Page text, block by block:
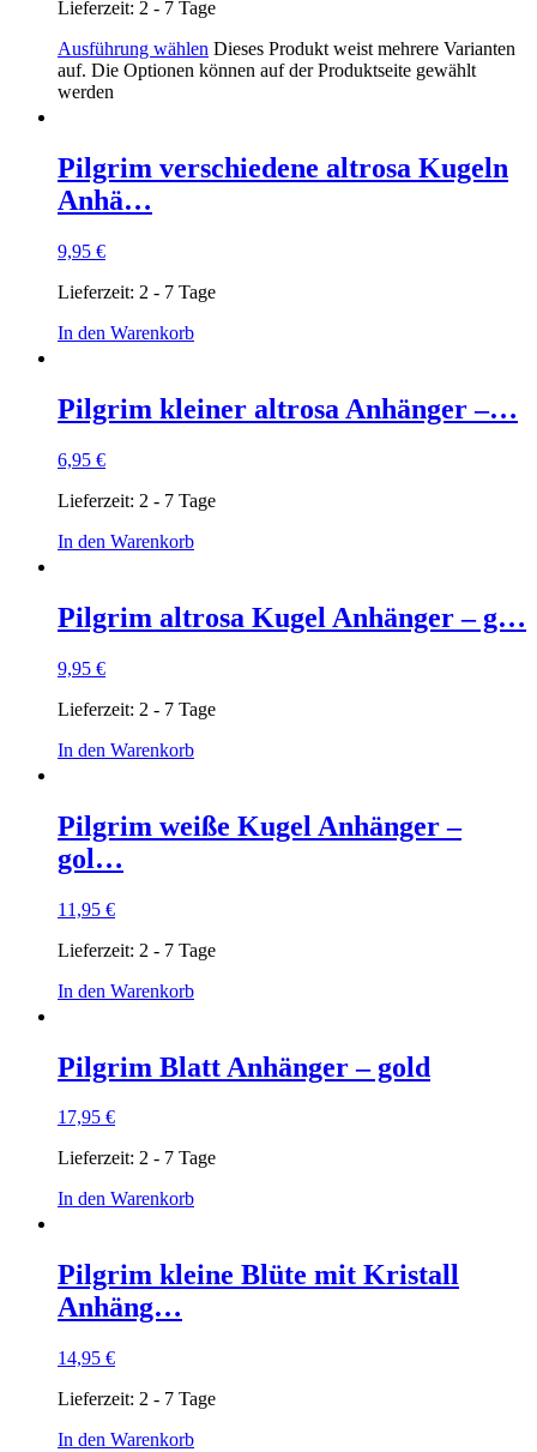
Lieferzeit: 2 - 7 Tage
Ausführung wählen Dieses Produkt weist mehrere Varianten
auf. Die Optionen können auf der Produktseite gewählt
werden
Pilgrim verschiedene altrosa Kugeln
Anhä…
9,95 €
Lieferzeit: 2 - 7 Tage
In den Warenkorb
Pilgrim kleiner altrosa Anhänger –…
6,95 €
Lieferzeit: 2 - 7 Tage
In den Warenkorb
Pilgrim altrosa Kugel Anhänger – g…
9,95 €
Lieferzeit: 2 - 7 Tage
In den Warenkorb
Pilgrim weiße Kugel Anhänger –
gol…
11,95 €
Lieferzeit: 2 - 7 Tage
In den Warenkorb
Pilgrim Blatt Anhänger – gold
17,95 €
Lieferzeit: 2 - 7 Tage
In den Warenkorb
Pilgrim kleine Blüte mit Kristall
Anhäng…
14,95 €
Lieferzeit: 2 - 7 Tage
In den Warenkorb